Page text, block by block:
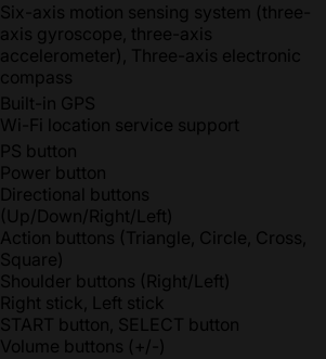
Six-axis motion sensing system (three-
axis gyroscope, three-axis
accelerometer), Three-axis electronic
compass
Built-in GPS
Wi-Fi location service support
PS button
Power button
Directional buttons
(Up/Down/Right/Left)
Action buttons (Triangle, Circle, Cross,
Square)
Shoulder buttons (Right/Left)
Right stick, Left stick
START button, SELECT button
Volume buttons (+/-)